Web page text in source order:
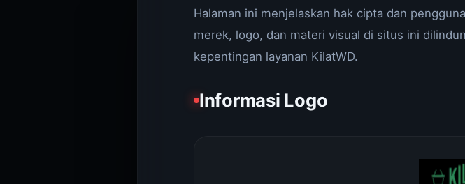
Halaman ini menjelaskan hak cipta dan
merek, logo, dan materi visual di situs ini
kepentingan layanan KilatWD.
Informasi Logo